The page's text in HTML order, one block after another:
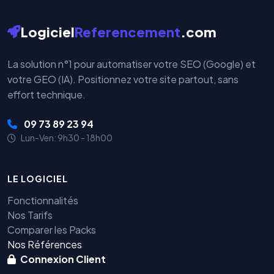
LogicielReferencement.com
La solution n°1 pour automatiser votre SEO (Google) et
votre GEO (IA). Positionnez votre site partout, sans
effort technique.
09 73 89 23 94
Lun-Ven: 9h30 - 18h00
LE LOGICIEL
Fonctionnalités
Nos Tarifs
Comparer les Packs
Nos Références
Connexion Client